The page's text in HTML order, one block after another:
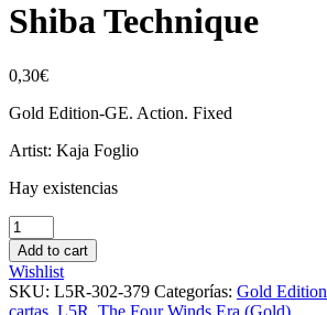
Shiba Technique
0,30€
Gold Edition-GE. Action. Fixed
Artist: Kaja Foglio
Hay existencias
Shiba
Technique
cantidad
Add to cart
Wishlist
SKU: L5R-302-379 Categorías: Gold Edition
cartas, L5R, The Four Winds Era (Gold)